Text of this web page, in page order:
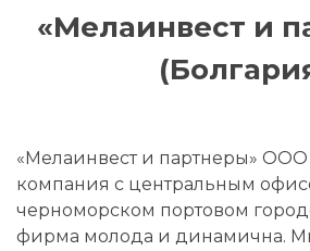
«Мелаинвест и
«Мелаинвест и партнеры» ООО
компания с центральным
черноморском портовом
фирма молода и динамична.